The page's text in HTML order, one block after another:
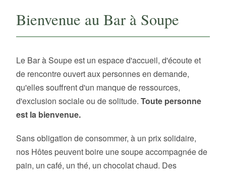
Bienvenue au Bar à Soupe
Le Bar à Soupe est un espace d'accueil, d'écoute et
de rencontre ouvert aux personnes en demande,
qu'elles souffrent d'un manque de ressources,
d'exclusion sociale ou de solitude. Toute personne
est la bienvenue.
Sans obligation de consommer, à un prix solidaire,
nos Hôtes peuvent boire une soupe accompagnée de
pain, un café, un thé, un chocolat chaud. Des